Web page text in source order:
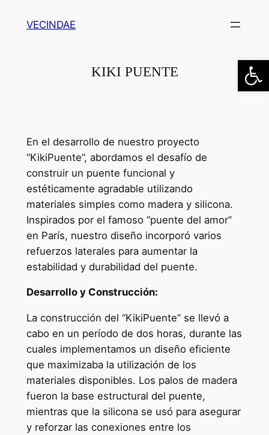
VECINDAE
KIKI PUENTE
En el desarrollo de nuestro proyecto
“KikiPuente”, abordamos el desafío de
construir un puente funcional y
estéticamente agradable utilizando
materiales simples como madera y silicona.
Inspirados por el famoso “puente del amor”
en París, nuestro diseño incorporó varios
refuerzos laterales para aumentar la
estabilidad y durabilidad del puente.
Desarrollo y Construcción:
La construcción del “KikiPuente” se llevó a
cabo en un período de dos horas, durante las
cuales implementamos un diseño eficiente
que maximizaba la utilización de los
materiales disponibles. Los palos de madera
fueron la base estructural del puente,
mientras que la silicona se usó para asegurar
y reforzar las conexiones entre los
Abrir